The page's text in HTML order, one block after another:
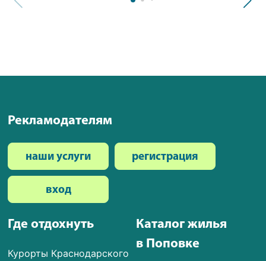
Где отдохнуть
Курорты Краснодарского
Каталог жилья
в Поповке
Рекламодателям
наши услуги регистрация
вход